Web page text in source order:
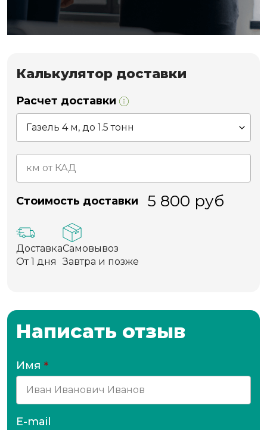
Калькулятор доставки
Расчет доставки
Стоимость доставки 5 800 руб
Доставка
От 1 дня
Самовывоз
Завтра и позже
Написать отзыв
Имя *
E-mail